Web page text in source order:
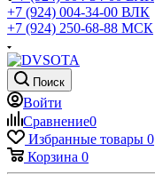
+7 (924) 004-34-00 ВЛК
+7 (924) 250-68-88 МСК
Поиск
Войти
Сравнение0
Избранные товары 0
Корзина 0